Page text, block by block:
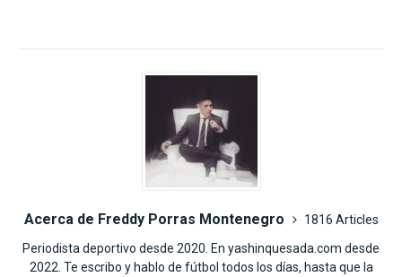
Acerca de Freddy Porras Montenegro
1816 Articles
Periodista deportivo desde 2020. En yashinquesada.com desde
2022. Te escribo y hablo de fútbol todos los días, hasta que la